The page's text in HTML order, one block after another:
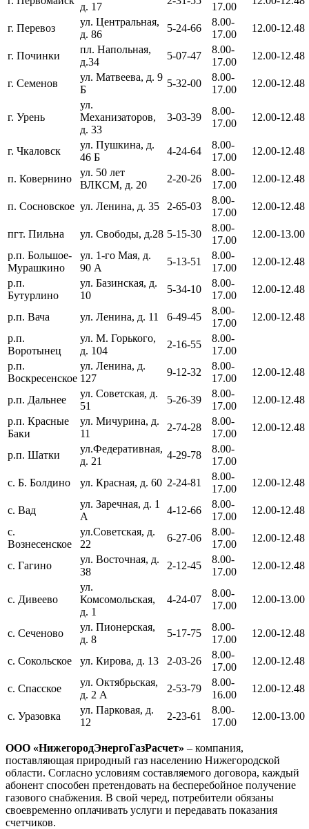
д. 17 17.00
г. Перевоз
ул. Центральная,
д. 86
5-24-66
8.00-
17.00
12.00-12.48
г. Починки
пл. Напольная,
д.34
5-07-47
8.00-
17.00
12.00-12.48
г. Семенов
ул. Матвеева, д. 9
Б
5-32-00
8.00-
17.00
12.00-12.48
г. Урень
ул.
Механизаторов,
д. 33
3-03-39
8.00-
17.00
12.00-12.48
г. Чкаловск
ул. Пушкина, д.
46 Б
4-24-64
8.00-
17.00
12.00-12.48
п. Ковернино
ул. 50 лет
ВЛКСМ, д. 20
2-20-26
8.00-
17.00
12.00-12.48
п. Сосновское ул. Ленина, д. 35 2-65-03
8.00-
17.00
12.00-12.48
пгт. Пильна ул. Свободы, д.28 5-15-30
8.00-
17.00
12.00-13.00
р.п. Большое-
Мурашкино
ул. 1-го Мая, д.
90 А
5-13-51
8.00-
17.00
12.00-12.48
р.п.
Бутурлино
ул. Базинская, д.
10
5-34-10
8.00-
17.00
12.00-12.48
р.п. Вача ул. Ленина, д. 11 6-49-45
8.00-
17.00
12.00-12.48
р.п.
Воротынец
ул. М. Горького,
д. 104
2-16-55
8.00-
17.00
р.п.
Воскресенское
ул. Ленина, д.
127
9-12-32
8.00-
17.00
12.00-12.48
р.п. Дальнее
ул. Советская, д.
51
5-26-39
8.00-
17.00
12.00-12.48
р.п. Красные
Баки
ул. Мичурина, д.
11
2-74-28
8.00-
17.00
12.00-12.48
р.п. Шатки
ул.Федеративная,
д. 21
4-29-78
8.00-
17.00
с. Б. Болдино
ул. Красная, д. 60 2-24-81
8.00-
17.00
12.00-12.48
с. Вад
ул. Заречная, д. 1
А
4-12-66
8.00-
17.00
12.00-12.48
с.
Вознесенское
ул.Советская, д.
22
6-27-06
8.00-
17.00
12.00-12.48
с. Гагино
ул. Восточная, д.
38
2-12-45
8.00-
17.00
12.00-12.48
с. Дивеево
ул.
Комсомольская,
д. 1
4-24-07
8.00-
17.00
12.00-13.00
с. Сеченово
ул. Пионерская,
д. 8
5-17-75
8.00-
17.00
12.00-12.48
с. Сокольское ул. Кирова, д. 13 2-03-26
8.00-
17.00
12.00-12.48
с. Спаcское
ул. Октябрьская,
д. 2 А
2-53-79
8.00-
16.00
12.00-12.48
с. Уразовка
ул. Парковая, д.
12
2-23-61
8.00-
17.00
12.00-13.00
ООО «НижегородЭнергоГазРасчет» – компания,
поставляющая природный газ населению Нижегородской
области. Согласно условиям составляемого договора, каждый
абонент способен претендовать на бесперебойное получение
газового снабжения. В свой черед, потребители обязаны
своевременно оплачивать услуги и передавать показания
счетчиков.